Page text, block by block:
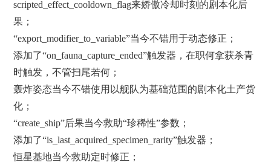
scripted_effect_cooldown_flag来娇傲冷却时刻的剧本化后
果；
“export_modifier_to_variable”当今不错用于动态修正；
添加了“on_fauna_capture_ended”触发器，在职何拿获杀青
时触发，不管扫尾若何；
轰炸姿态当今不错使用以舰队为基础范围的剧本化土产货
化；
“create_ship”后果当今救助“珍稀性”参数；
添加了“is_last_acquired_specimen_rarity”触发器；
恒星基地当今救助定时修正；